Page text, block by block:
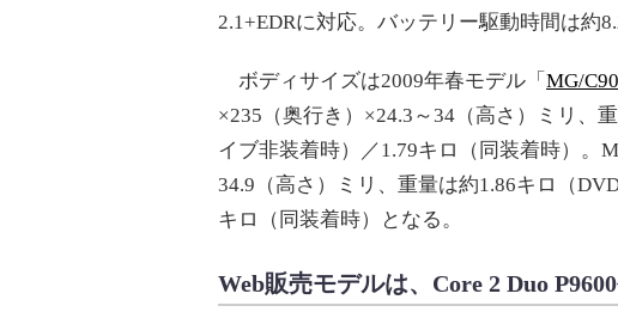
2.1+EDRに対応。バッテリー駆動時間は約
ボディサイズは2009年春モデル「 MG/C90
×235（奥行き）×24.3～34（高さ）ミリ、
イブ非装着時）／1.79キロ（同装着時）。
34.9（高さ）ミリ、重量は約1.86キロ（
キロ（同装着時）となる。
Web販売モデルは、Core 2 Duo